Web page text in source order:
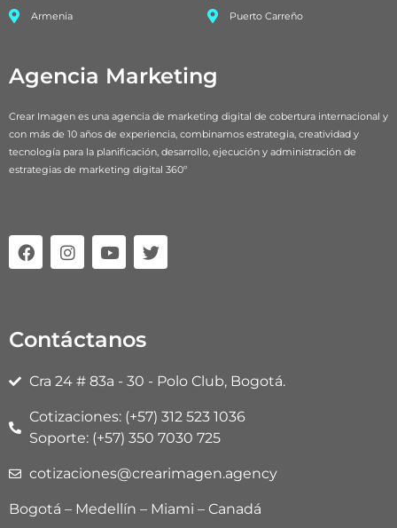
Armenia
Puerto Carreño
Agencia Marketing
Crear Imagen es una agencia de marketing digital de cobertura internacional y
con más de 10 años de experiencia, combinamos estrategia, creatividad y
tecnología para la planificación, desarrollo, ejecución y administración de
estrategias de marketing digital 360º
F
a
o
I
n
g
r
m
Y
o
e
T
w
Contáctanos
Cra 24 # 83a - 30 - Polo Club, Bogotá.
Cotizaciones: (+57) 312 523 1036
Soporte: (+57) 350 7030 725
cotizaciones@crearimagen.agency
Bogotá – Medellín – Miami – Canadá